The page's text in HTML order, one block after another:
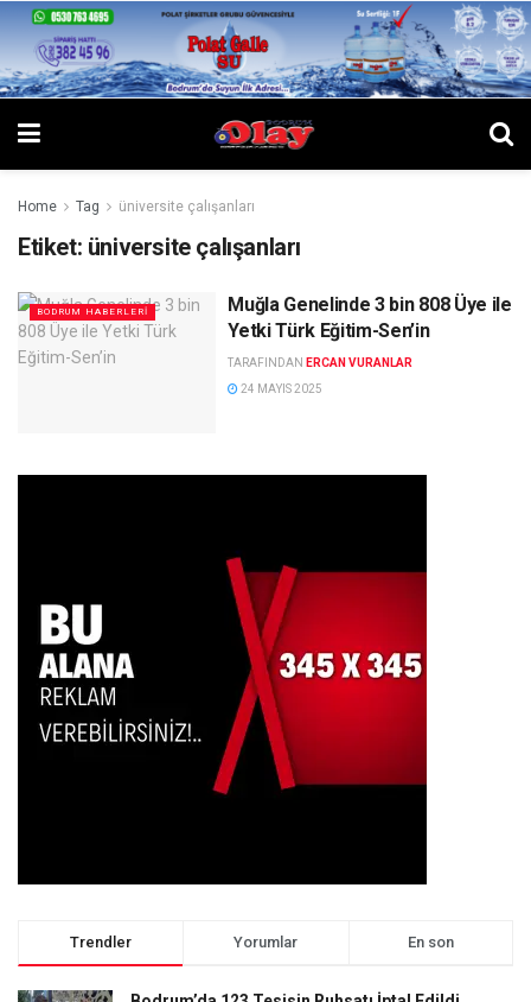
Home Tag üniversite çalışanları
Etiket: üniversite çalışanları
BODRUM HABERLERI
Muğla Genelinde 3 bin 808 Üye ile
Yetki Türk Eğitim-Sen’in
TARAFINDAN ERCAN VURANLAR
24 MAYIS 2025
Trendler Yorumlar En son